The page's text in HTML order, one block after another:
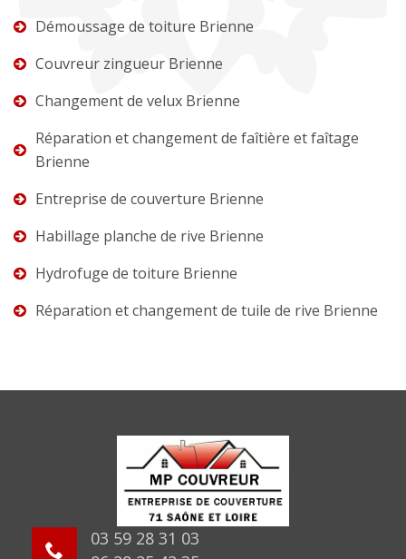
Démoussage de toiture Brienne
Couvreur zingueur Brienne
Changement de velux Brienne
Réparation et changement de faîtière et faîtage
Brienne
Entreprise de couverture Brienne
Habillage planche de rive Brienne
Hydrofuge de toiture Brienne
Réparation et changement de tuile de rive Brienne
03 59 28 31 03